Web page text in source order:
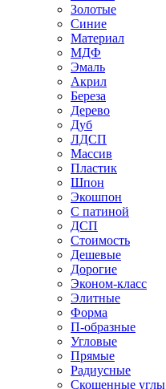
Золотые
Синие
Материал
МДФ
Эмаль
Акрил
Береза
Дерево
Дуб
ЛДСП
Массив
Пластик
Шпон
Экошпон
С патиной
ДСП
Стоимость
Дешевые
Дорогие
Эконом-класс
Элитные
Форма
П-образные
Угловые
Прямые
Радиусные
Скошенные углы